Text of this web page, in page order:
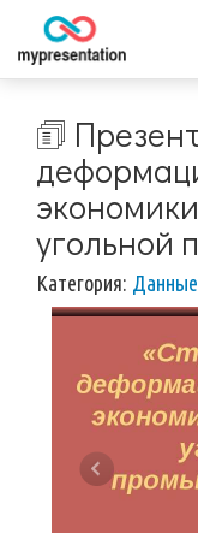
🗊
угольной
Категория: